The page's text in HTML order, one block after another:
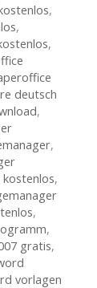
,
,
,
deutsch
,
,
,
,
,
gratis,
vorlagen